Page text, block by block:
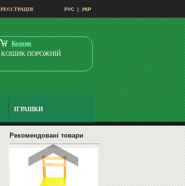
РЕЄСТРАЦІЯ РУС | УКР
Кошик
КОШИК ПОРОЖНІЙ
ІГРАШКИ
Рекомендовані товари
(КОМПЛЕКТ)
315грн Купити